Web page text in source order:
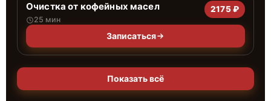
Очистка от кофейных масел
25 мин
2175 ₽
Записаться
Показать всё